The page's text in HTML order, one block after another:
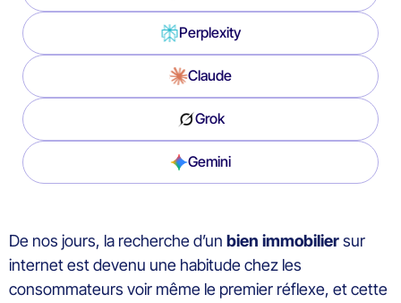
Perplexity
Claude
Grok
Gemini
De nos jours, la recherche d’un bien immobiliersur
internet est devenu une habitude chez les
consommateurs voir même le premier réflexe, et cette